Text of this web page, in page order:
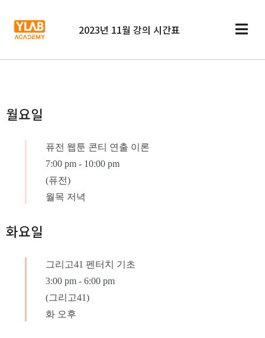
2023년 11월 강의 시간표
월요일
퓨전 웹툰 콘티 연출 이론
7:00 pm - 10:00 pm
(퓨전)
월목 저녁
화요일
그리고41 펜터치 기초
3:00 pm - 6:00 pm
(그리고41)
화 오후